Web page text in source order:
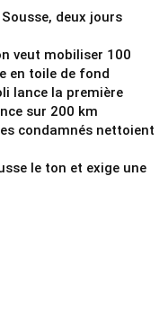
deux jours
veut mobiliser 100
en toile de fond
lance la première
sur 200 km
condamnés nettoient
le ton et exige une